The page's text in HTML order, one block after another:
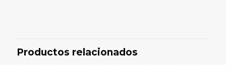
DE IMPACTO TOTAL 20V,
UTIWLI2001”
Productos relacionados